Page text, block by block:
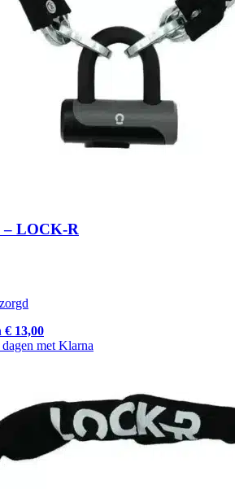
– LOCK-R
€ 13,00
met Klarna